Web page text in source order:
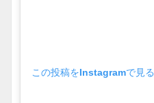
この投稿をInstagramで見る